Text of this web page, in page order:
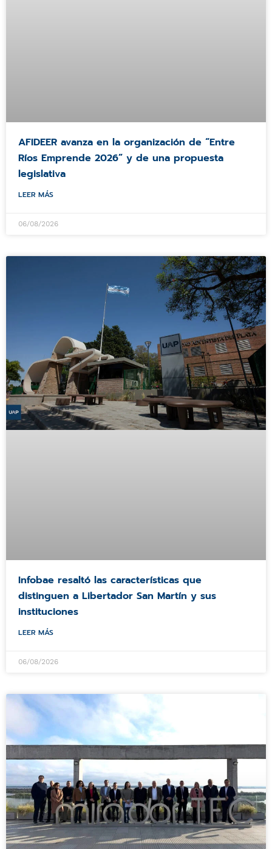
AFIDEER avanza en la organización de “Entre
Ríos Emprende 2026” y de una propuesta
legislativa
LEER MÁS
06/08/2026
Infobae resaltó las características que
distinguen a Libertador San Martín y sus
instituciones
LEER MÁS
06/08/2026